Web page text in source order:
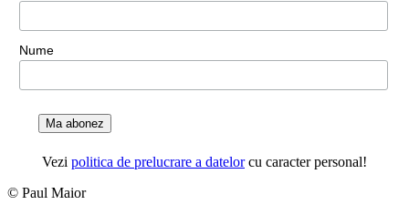
Nume
Ma abonez
Vezi politica de prelucrare a datelorcu caracter personal!
© Paul Maior